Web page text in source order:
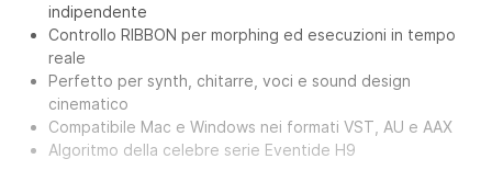
indipendente
Controllo RIBBON per morphing ed esecuzioni in tempo
reale
Perfetto per synth, chitarre, voci e sound design
cinematico
Compatibile Mac e Windows nei formati VST, AU e AAX
Algoritmo della celebre serie Eventide H9